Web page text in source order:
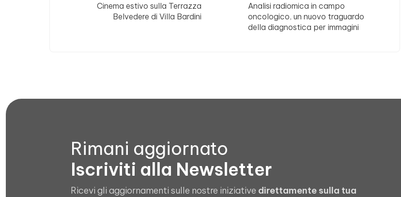
Cinema estivo sulla Terrazza
Belvedere di Villa Bardini
Analisi radiomica in campo
oncologico, un nuovo traguardo
della diagnostica per immagini
Rimani aggiornato
Iscriviti alla Newsletter
Ricevi gli aggiornamenti sulle nostre iniziative direttamente sulla tua